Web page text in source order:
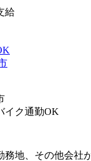
給
イク通勤OK
務地、その他会社